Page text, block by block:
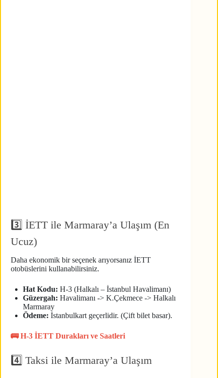
3️⃣ İETT ile Marmaray’a Ulaşım (En
Ucuz)
Daha ekonomik bir seçenek arıyorsanız İETT
otobüslerini kullanabilirsiniz.
Hat Kodu: H-3 (Halkalı – İstanbul Havalimanı)
Güzergah: Havalimanı -> K.Çekmece -> Halkalı
Marmaray
Ödeme: İstanbulkart geçerlidir. (Çift bilet basar).
🚌 H-3 İETT Durakları ve Saatleri
4️⃣ Taksi ile Marmaray’a Ulaşım